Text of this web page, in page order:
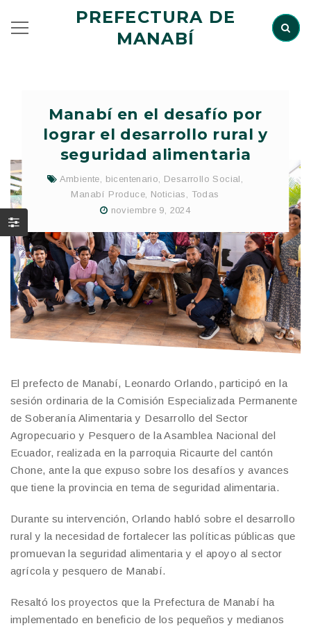
PREFECTURA DE
MANABÍ
Manabí en el desafío por
lograr el desarrollo rural y
seguridad alimentaria
Ambiente, bicentenario, Desarrollo Social ,
Manabí Produce, Noticias , Todas
noviembre 9, 2024
El prefecto de Manabí, Leonardo Orlando, participó en la
sesión ordinaria de la Comisión Especializada Permanente
de Soberanía Alimentaria y Desarrollo del Sector
Agropecuario y Pesquero de la Asamblea Nacional del
Ecuador, realizada en la parroquia Ricaurte del cantón
Chone, ante la que expuso sobre los desafíos y avances
que tiene la provincia en tema de seguridad alimentaria.
Durante su intervención, Orlando habló sobre el desarrollo
rural y la necesidad de fortalecer las políticas públicas que
promuevan la seguridad alimentaria y el apoyo al sector
agrícola y pesquero de Manabí.
Resaltó los proyectos que la Prefectura de Manabí ha
implementado en beneficio de los pequeños y medianos